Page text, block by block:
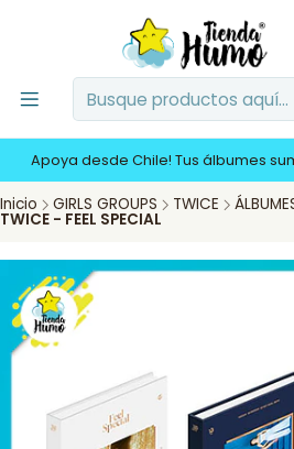
Apoya desde Chile! Tus álbumes
Inicio GIRLS GROUPS TWICE
TWICE - FEEL SPECIAL